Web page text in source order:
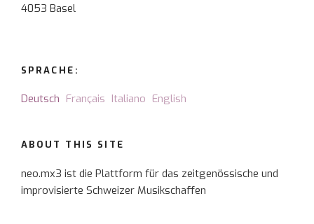
4053 Basel
SPRACHE:
Deutsch Français Italiano English
ABOUT THIS SITE
neo.mx3 ist die Plattform für das zeitgenössische und
improvisierte Schweizer Musikschaffen